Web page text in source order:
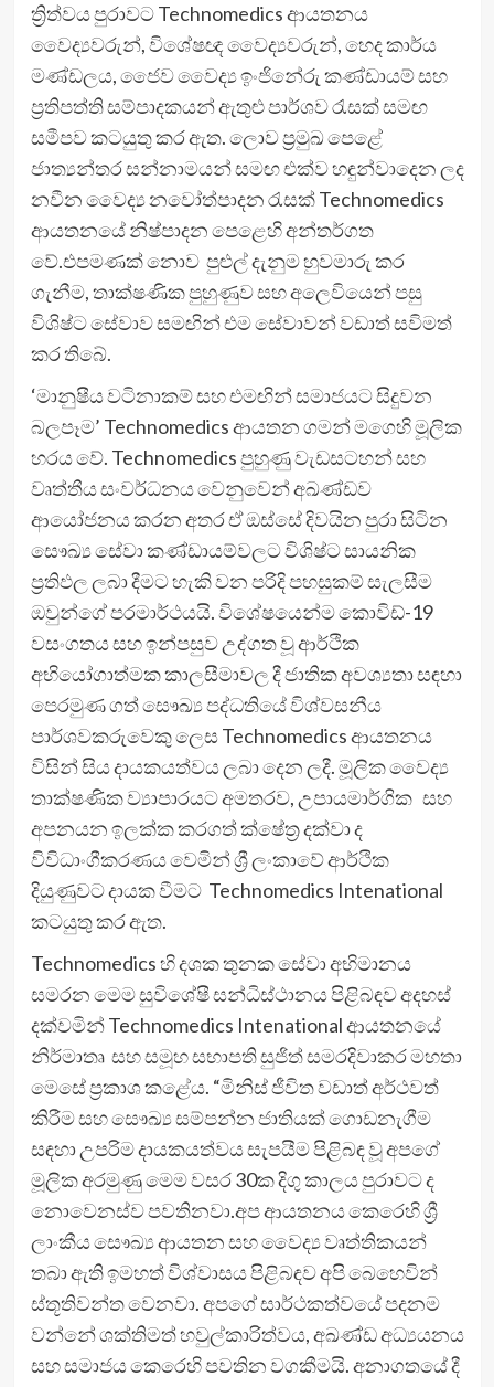
ත්‍රිත්වය පුරාවට Technomedics ආයතනය
වෛද්‍යවරුන්, විශේෂඥ වෛද්‍යවරුන්, හෙද කාර්ය
මණ්ඩලය, ජෛව වෛද්‍ය ඉංජිනේරු කණ්ඩායම් සහ
ප්‍රතිපත්ති සම්පාදකයන් ඇතුළු පාර්ශව රැසක් සමඟ
සමීපව කටයුතු කර ඇත. ලොව ප්‍රමුඛ පෙළේ
ජාත්‍යන්තර සන්නාමයන් සමඟ එක්ව හඳුන්වාදෙන ලද
නවීන වෛද්‍ය නවෝත්පාදන රැසක් Technomedics
ආයතනයේ නිෂ්පාදන පෙළෙහි අන්තර්ගත
වේ.එපමණක් නොව පුළුල් දැනුම හුවමාරු කර
ගැනීම, තාක්ෂණික පුහුණුව සහ අලෙවියෙන් පසු
විශිෂ්ට සේවාව සමඟින් එම සේවාවන් වඩාත් සවිමත්
කර තිබේ.
‘මානුෂීය වටිනාකම් සහ එමඟින් සමාජයට සිදුවන
බලපෑම’ Technomedics ආයතන ගමන් මගෙහි මූලික
හරය වේ. Technomedics පුහුණු වැඩසටහන් සහ
වෘත්තීය සංවර්ධනය වෙනුවෙන් අඛණ්ඩව
ආයෝජනය කරන අතර ඒ ඔස්සේ දිවයින පුරා සිටින
සෞඛ්‍ය සේවා කණ්ඩායම්වලට විශිෂ්ට සායනික
ප්‍රතිඵල ලබා දීමට හැකි වන පරිදි පහසුකම් සැලසීම
ඔවුන්ගේ පරමාර්ථයයි. විශේෂයෙන්ම කොවිඩ්-19
වසංගතය සහ ඉන්පසුව උද්ගත වූ ආර්ථික
අභියෝගාත්මක කාලසීමාවල දී ජාතික අවශ්‍යතා සඳහා
පෙරමුණ ගත් සෞඛ්‍ය පද්ධතියේ විශ්වසනීය
පාර්ශවකරුවෙකු ලෙස Technomedics ආයතනය
විසින් සිය දායකයත්වය ලබා දෙන ලදී. මූලික වෛද්‍ය
තාක්ෂණික ව්‍යාපාරයට අමතරව, උපායමාර්ගික සහ
අපනයන ඉලක්ක කරගත් ක්ෂේත්‍ර දක්වා ද
විවිධාංගීකරණය වෙමින් ශ්‍රී ලංකාවේ ආර්ථික
දියුණුවට දායක වීමට Technomedics Intenational
කටයුතු කර ඇත.
Technomedics හි දශක තුනක සේවා අභිමානය
සමරන මෙම සුවිශේෂී සන්ධිස්ථානය පිළිබඳව අදහස්
දක්වමින් Technomedics Intenational ආයතනයේ
නිර්මාතෘ සහ සමූහ සභාපති සුජිත් සමරදිවාකර මහතා
මෙසේ ප්‍රකාශ කළේය. “මිනිස් ජීවිත වඩාත් අර්ථවත්
කිරීම සහ සෞඛ්‍ය සම්පන්න ජාතියක් ගොඩනැගීම
සඳහා උපරිම දායකයත්වය සැපයීම පිළිබඳ වූ අපගේ
මූලික අරමුණු මෙම වසර 30ක දිගු කාලය පුරාවට ද
නොවෙනස්ව පවතිනවා.අප ආයතනය කෙරෙහි ශ්‍රී
ලාංකීය සෞඛ්‍ය ආයතන සහ වෛද්‍ය වෘත්තිකයන්
තබා ඇති ඉමහත් විශ්වාසය පිළිබඳව අපි බෙහෙවින්
ස්තූතිවන්ත වෙනවා. අපගේ සාර්ථකත්වයේ පදනම
වන්නේ ශක්තිමත් හවුල්කාරිත්වය, අඛණ්ඩ අධ්‍යයනය
සහ සමාජය කෙරෙහි පවතින වගකීමයි. අනාගතයේ දී